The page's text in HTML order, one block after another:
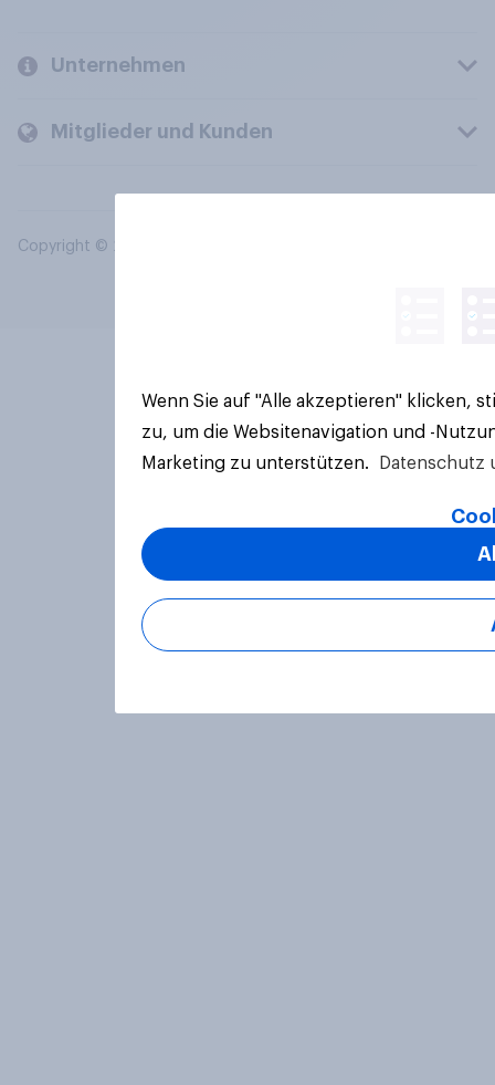
Unternehmen
Mitglieder und Kunden
Copyright © 2026 YouGov PLC. Alle Rechte vorbehalten.
Wenn Sie auf "Alle akzeptieren" klicken,
zu, um die Websitenavigation und -
Marketing zu unterstützen.
Datenschutz